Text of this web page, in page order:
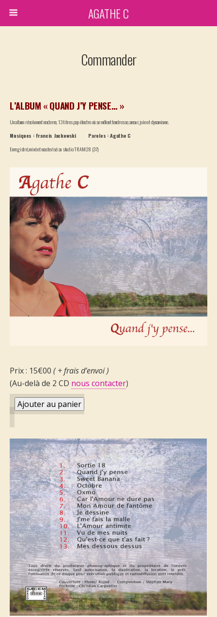
AGATHE C
Commander
L’ALBUM « QUAND J’Y PENSE… »
Un album résolument moderne, 13 titres pop électro où se mêlent tendresse, amour, joie et dynamisme.
Musiques : Francis Jackowski Paroles : Agathe C
Enregistré, mixé et masterisé au studio TRAM 28 (37)
Prix : 15€00 ( + frais d’envoi )
(Au-delà de 2 CD nous contacter)